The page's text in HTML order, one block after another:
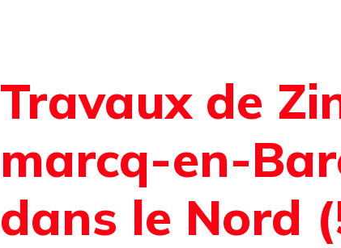
Travaux de
marcq-en-
dans le Nord